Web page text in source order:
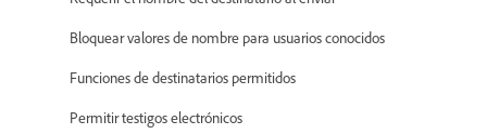
Bloquear valores de nombre para usuarios conocidos
Funciones de destinatarios permitidos
Permitir testigos electrónicos